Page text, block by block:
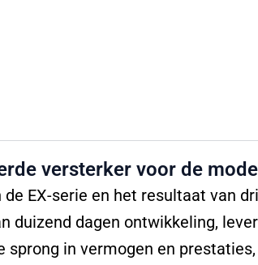
versterker voor de
EX-serie en het resultaat van
duizend dagen ontwikkeling,
in vermogen en